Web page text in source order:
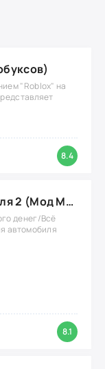
"Roblox" на
8.4
Симулятор Автомобиля 2 (Мод Много денег/Всё открыто)
денег/Всё
автомобиля
8.1